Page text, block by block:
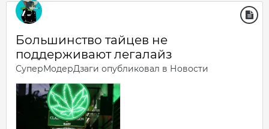
Большинство тайцев не
поддерживают легалайз
СуперМодерДзаги опубликовал в Новости